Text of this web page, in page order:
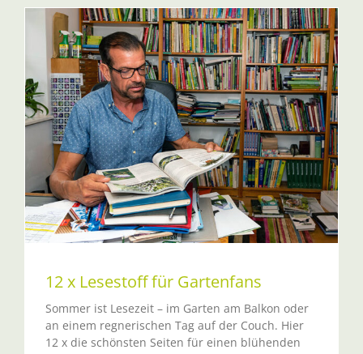
12 x Lesestoff für Gartenfans
Sommer ist Lesezeit – im Garten am Balkon oder
an einem regnerischen Tag auf der Couch. Hier
12 x die schönsten Seiten für einen blühenden